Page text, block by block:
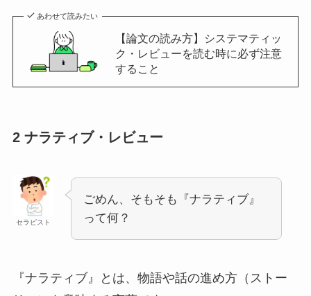
あわせて読みたい
【論文の読み方】システマティッ
ク・レビューを読む時に必ず注意
すること
2 ナラティブ・レビュー
セラピスト
ごめん、そもそも『ナラティブ』
って何？
『ナラティブ』とは、物語や話の進め方（ストー